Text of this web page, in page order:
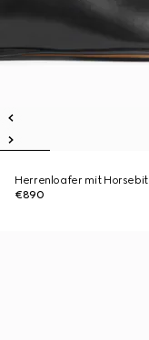
Herrenloafer mit Horsebit
€890